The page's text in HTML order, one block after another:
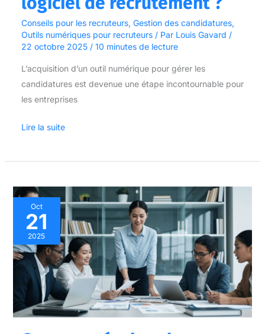
Conseils pour les recruteurs, Gestion des candidatures,
Outils numériques pour recruteurs/ Par Louis Gavard /
22 octobre 2025 / 10 minutes de lecture
L’acquisition d’un outil numérique pour gérer les
candidatures est devenue une étape incontournable pour
les entreprises
Lire la suite
Oct
21
2025
Comment
évaluer
les
compétences
techniques
de
candidats